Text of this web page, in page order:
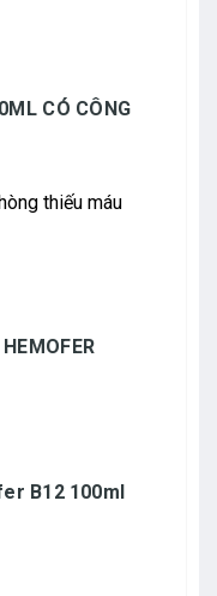
CÓ CÔNG
thiếu máu
B12 100ml